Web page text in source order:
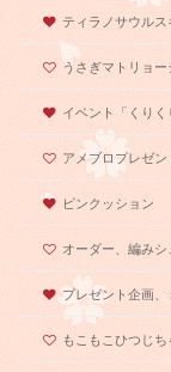
ティラノサウルス
うさぎマトリョー
イベント「くりく
アメブロプレゼ
ピンクッション
オーダー、編み
プレゼント企画
もこもこひつじち